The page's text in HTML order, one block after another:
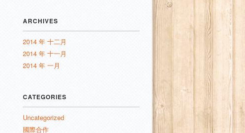
ARCHIVES
2014 年 十二月
2014 年 十一月
2014 年 一月
CATEGORIES
Uncategorized
國際合作